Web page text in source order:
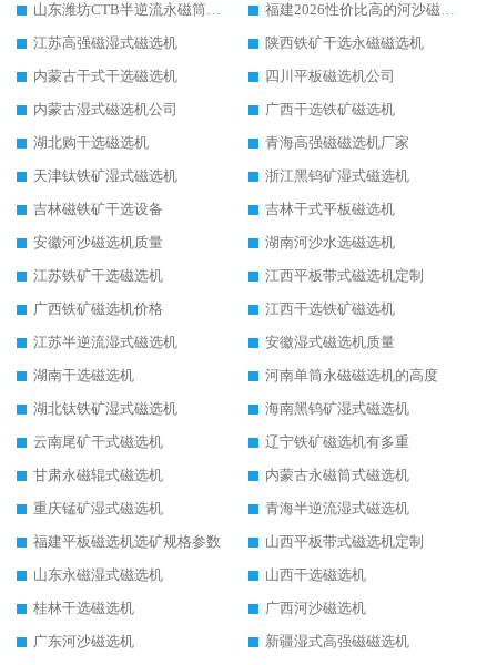
山东潍坊CTB半逆流永磁筒式河沙磁选机生产厂家如何高效除铁提纯
福建2026性价比高的河沙磁选机生产厂家工作原理(通俗 + 专业双版，适配产品文案/介绍使用)
江苏高强磁湿式磁选机
陕西铁矿干选永磁磁选机
内蒙古干式干选磁选机
四川平板磁选机公司
内蒙古湿式磁选机公司
广西干选铁矿磁选机
湖北购干选磁选机
青海高强磁磁选机厂家
天津钛铁矿湿式磁选机
浙江黑钨矿湿式磁选机
吉林磁铁矿干选设备
吉林干式平板磁选机
安徽河沙磁选机质量
湖南河沙水选磁选机
江苏铁矿干选磁选机
江西平板带式磁选机定制
广西铁矿磁选机价格
江西干选铁矿磁选机
江苏半逆流湿式磁选机
安徽湿式磁选机质量
湖南干选磁选机
河南单筒永磁磁选机的高度
湖北钛铁矿湿式磁选机
海南黑钨矿湿式磁选机
云南尾矿干式磁选机
辽宁铁矿磁选机有多重
甘肃永磁辊式磁选机
内蒙古永磁筒式磁选机
重庆锰矿湿式磁选机
青海半逆流湿式磁选机
福建平板磁选机选矿规格参数
山西平板带式磁选机定制
山东永磁湿式磁选机
山西干选磁选机
桂林干选磁选机
广西河沙磁选机
广东河沙磁选机
新疆湿式高强磁磁选机